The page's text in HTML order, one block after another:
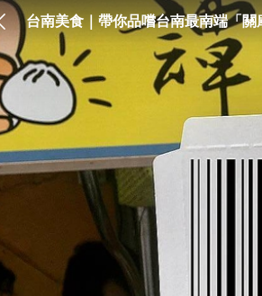
台南美食｜帶你品嚐台南最南端「
祭》 - ReadyGo